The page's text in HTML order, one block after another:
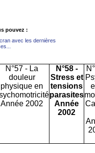
pouvez :
avec les dernières
N°57 - La
douleur
physique en
Année 2002
N°58 -
Stress et
tensions
parasites
Année
2002